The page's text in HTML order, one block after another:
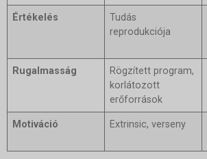
Értékelés
Tudás
reprodukciója
Rugalmasság
Rögzített program,
korlátozott
erőforrások
Motiváció Extrinsic, verseny